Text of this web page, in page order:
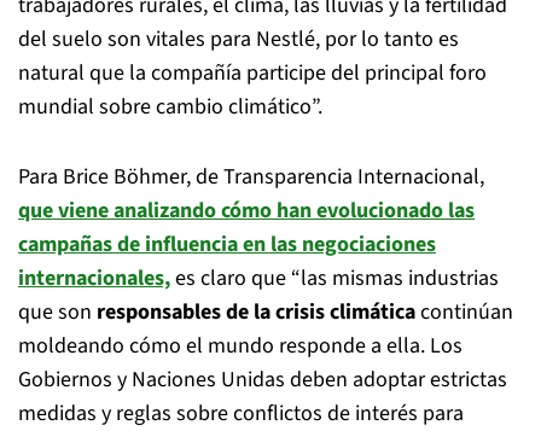
del suelo son vitales para Nestlé, por lo tanto es
natural que la compañía participe del principal foro
mundial sobre cambio climático”.
Para Brice Böhmer, de Transparencia Internacional,
que viene analizando cómo han evolucionado las
campañas de influencia en las negociaciones
internacionales,es claro que “las mismas industrias
que son responsables de la crisis climáticacontinúan
moldeando cómo el mundo responde a ella. Los
Gobiernos y Naciones Unidas deben adoptar estrictas
medidas y reglas sobre conflictos de interés para